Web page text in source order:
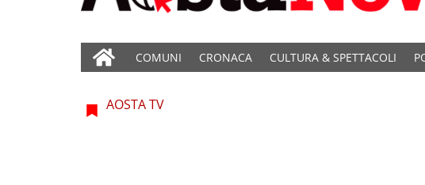
COMUNI CRONACA CULTURA & SPETTACOLI
AOSTA TV